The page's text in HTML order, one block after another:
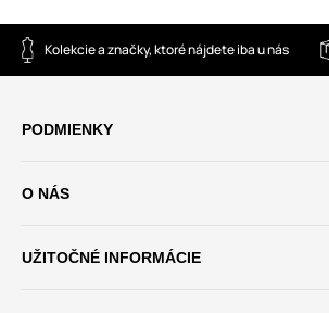
Kolekcie a značky, ktoré nájdete iba u nás
PODMIENKY
O NÁS
UŽITOČNÉ INFORMÁCIE